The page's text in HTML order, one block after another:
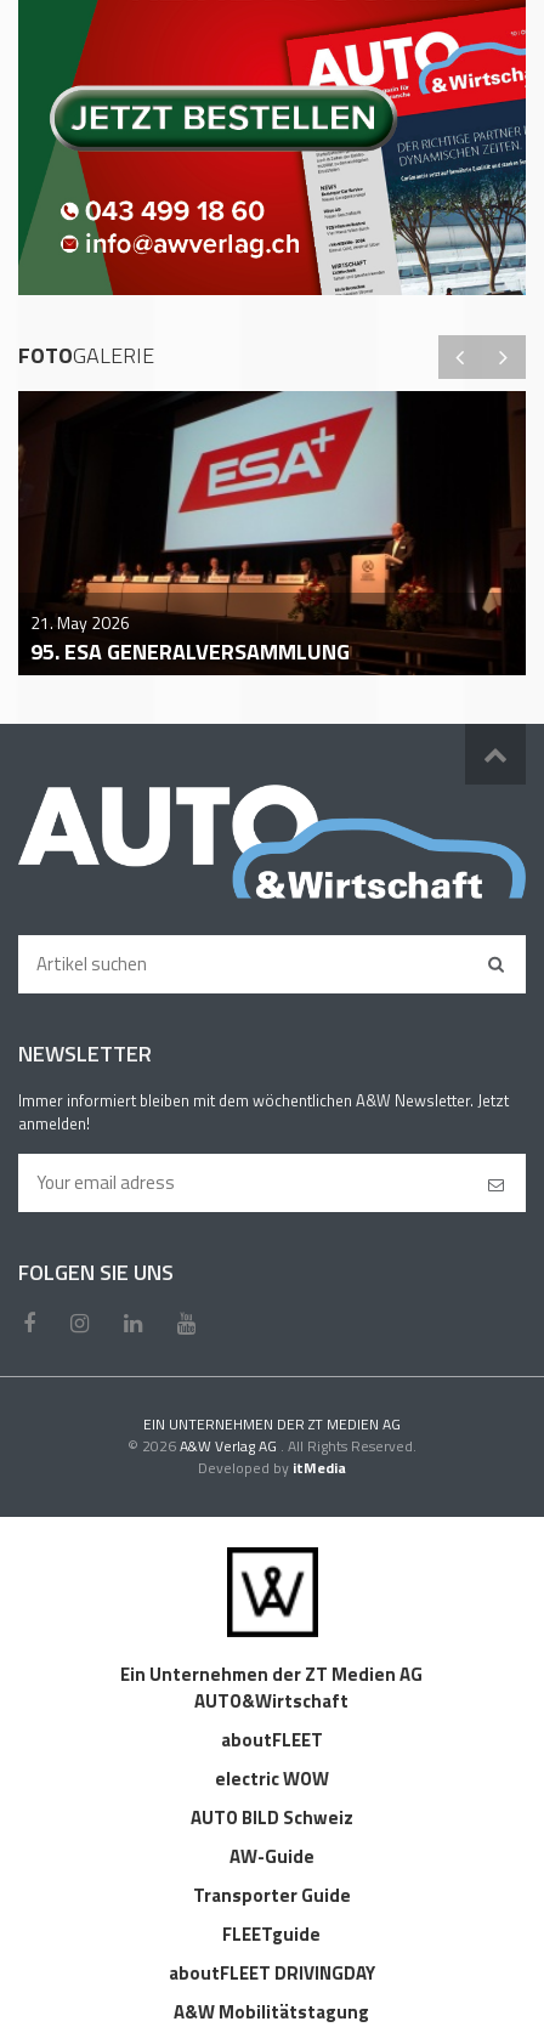
FOTOGALERIE
21. May 2026
95. ESA GENERALVERSAMMLUNG
NEWSLETTER
Immer informiert bleiben mit dem wöchentlichen A&W Newsletter. Jetzt
anmelden!
FOLGEN SIE UNS
EIN UNTERNEHMEN DER ZT MEDIEN AG
© 2026A&W Verlag AG . All Rights Reserved.
Developed by itMedia
Ein Unternehmen der ZT Medien AG
AUTO&Wirtschaft
aboutFLEET
electric WOW
AUTO BILD Schweiz
AW-Guide
Transporter Guide
FLEETguide
aboutFLEET DRIVINGDAY
A&W Mobilitätstagung